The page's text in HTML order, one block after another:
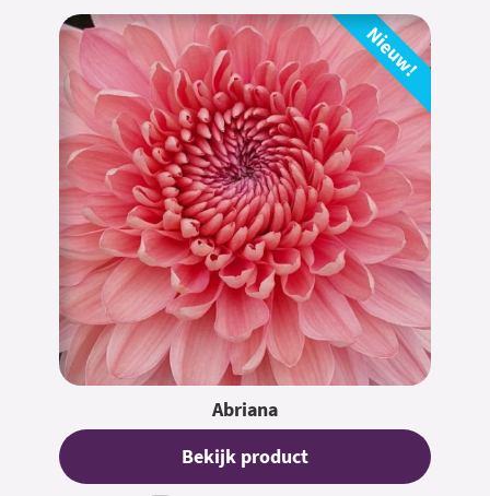
Nieuw!
Abriana
Bekijk product